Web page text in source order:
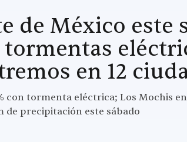
de México este
tormentas
en 12
con tormenta eléctrica; Los Mochis
de precipitación este sábado